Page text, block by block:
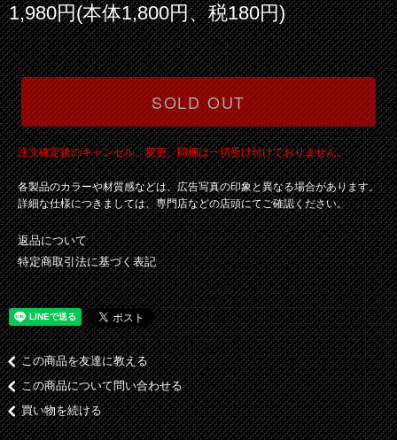
1,980円(本体1,800円、税180円)
SOLD OUT
注文確定後のキャンセル、変更、同梱は一切受け付けておりません。
各製品のカラーや材質感などは、広告写真の印象と異なる場合があります。
詳細な仕様につきましては、専門店などの店頭にてご確認ください。
返品について
特定商取引法に基づく表記
この商品を友達に教える
この商品について問い合わせる
買い物を続ける